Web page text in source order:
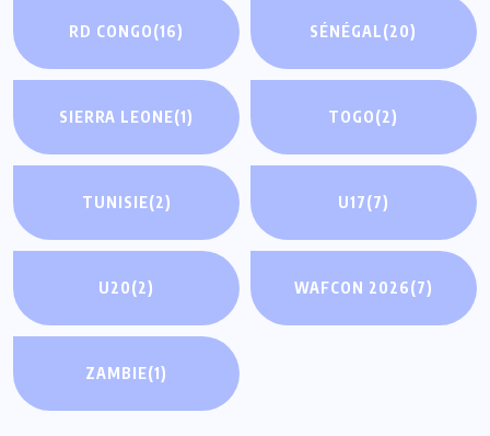
RD CONGO(16) SÉNÉGAL(20)
SIERRA LEONE(1) TOGO(2)
TUNISIE(2) U17(7)
U20(2) WAFCON 2026(7)
ZAMBIE(1)